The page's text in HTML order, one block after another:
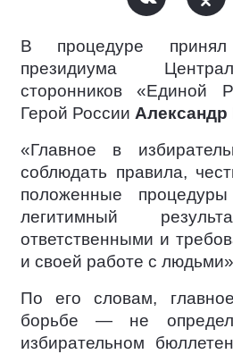
В процедуре
президиума
сторонников «Единой
Герой России Александр
«Главное в
соблюдать правила,
положенные
легитимный
ответственными и
и своей работе с
По его словам,
борьбе — не
избирательном